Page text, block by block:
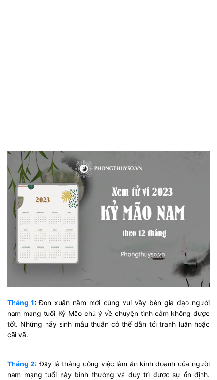
Tháng 1:Đón xuân năm mới cùng vui vầy bên gia đạo người
nam mạng tuổi Kỷ Mão chú ý về chuyện tình cảm không được
tốt. Những nảy sinh mâu thuẫn có thể dẫn tới tranh luận hoặc
cãi vã.
Tháng 2:Đây là tháng công việc làm ăn kinh doanh của người
nam mạng tuổi này bình thường và duy trì được sự ổn định.